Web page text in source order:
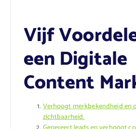
Vijf
een Digitale
Content
Verhoogt merkbekendheid en
zichtbaarheid.